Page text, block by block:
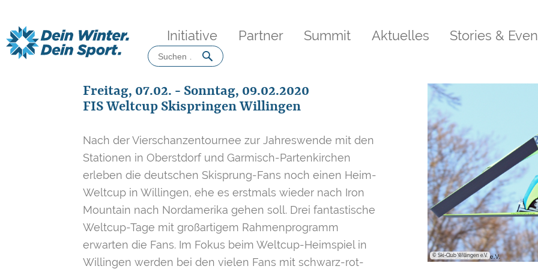
Initiative Partner Summit Aktuelles Stories &
Suchen
nach:
Freitag, 07.02. - Sonntag, 09.02.2020
FIS Weltcup Skispringen Willingen
Nach der Vierschanzentournee zur Jahreswende mit den
Stationen in Oberstdorf und Garmisch-Partenkirchen
erleben die deutschen Skisprung-Fans noch einen Heim-
Weltcup in Willingen, ehe es erstmals wieder nach Iron
Mountain nach Nordamerika gehen soll. Drei fantastische
Weltcup-Tage mit großartigem Rahmenprogramm
erwarten die Fans. Im Fokus beim Weltcup-Heimspiel in
Willingen werden bei den vielen Fans mit schwarz-rot-
© Ski-Club Willingen e.V.